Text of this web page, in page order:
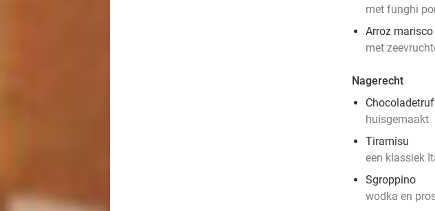
met funghi
Arroz
met
Nagerecht
huisgemaakt
Tiramisu
een klassiek
Sgroppino
wodka en